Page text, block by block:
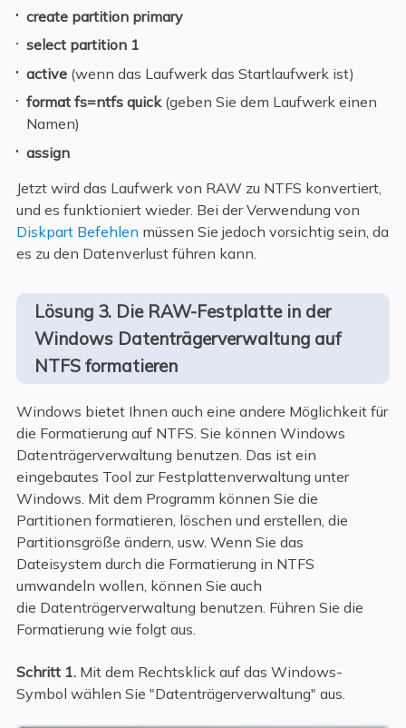
create partition primary
select partition 1
active (wenn das Laufwerk das Startlaufwerk ist)
format fs=ntfs quick (geben Sie dem Laufwerk einen
Namen)
assign
Jetzt wird das Laufwerk von RAW zu NTFS konvertiert,
und es funktioniert wieder. Bei der Verwendung von
Diskpart Befehlen müssen Sie jedoch vorsichtig sein, da
es zu den Datenverlust führen kann.
Lösung 3. Die RAW-Festplatte in der
Windows Datenträgerverwaltung auf
NTFS formatieren
Windows bietet Ihnen auch eine andere Möglichkeit für
die Formatierung auf NTFS. Sie können Windows
Datenträgerverwaltung benutzen. Das ist ein
eingebautes Tool zur Festplattenverwaltung unter
Windows. Mit dem Programm können Sie die
Partitionen formatieren, löschen und erstellen, die
Partitionsgröße ändern, usw. Wenn Sie das
Dateisystem durch die Formatierung in NTFS
umwandeln wollen, können Sie auch
die Datenträgerverwaltung benutzen. Führen Sie die
Formatierung wie folgt aus.
Schritt 1.Mit dem Rechtsklick auf das Windows-
Symbol wählen Sie "Datenträgerverwaltung" aus.